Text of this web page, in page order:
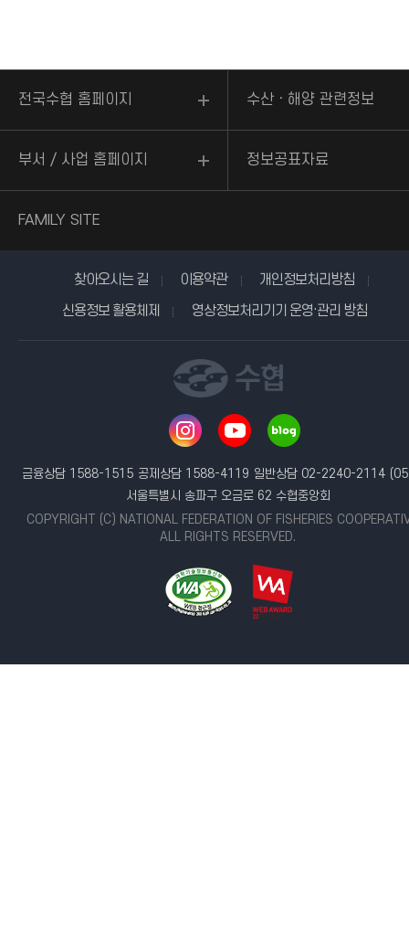
전국수협 홈페이지 수산ㆍ해양 관련정보
부서 / 사업 홈페이지 정보공표자료
FAMILY SITE
찾아오시는 길 이용약관
개인정보처리방침
신용정보 활용체제
영상정보처리기기 운영·관리 방침
금융상담 1588-1515 공제상담 1588-4119 일반상담 02-2240-2114
서울특별시 송파구 오금로 62 수협중앙회
COPYRIGHT (C) NATIONAL FEDERATION OF FISHERIES
ALL RIGHTS RESERVED.